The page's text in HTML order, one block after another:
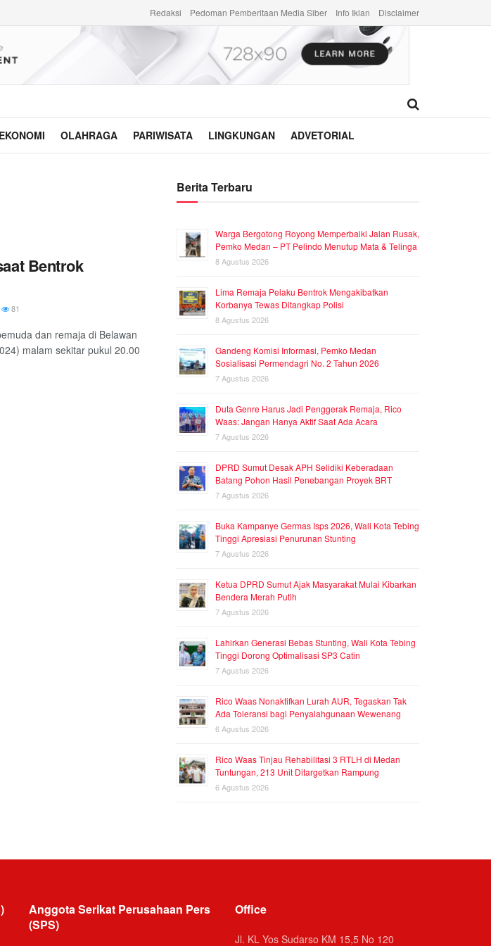
Redaksi Pedoman Pemberitaan Media Siber Info Iklan Disclaimer
EKONOMI OLAHRAGA PARIWISATA LINGKUNGAN ADVETORIAL
Bentrok
81
dan remaja di Belawan
malam sekitar pukul 20.00
Berita Terbaru
Warga Bergotong Royong Memperbaiki Jalan Rusak,
Pemko Medan – PT Pelindo Menutup Mata & Telinga
8 Agustus 2026
Lima Remaja Pelaku Bentrok Mengakibatkan
Korbanya Tewas Ditangkap Polisi
8 Agustus 2026
Gandeng Komisi Informasi, Pemko Medan
Sosialisasi Permendagri No. 2 Tahun 2026
7 Agustus 2026
Duta Genre Harus Jadi Penggerak Remaja, Rico
Waas: Jangan Hanya Aktif Saat Ada Acara
7 Agustus 2026
DPRD Sumut Desak APH Selidiki Keberadaan
Batang Pohon Hasil Penebangan Proyek BRT
7 Agustus 2026
Buka Kampanye Germas Isps 2026, Wali Kota Tebing
Tinggi Apresiasi Penurunan Stunting
7 Agustus 2026
Ketua DPRD Sumut Ajak Masyarakat Mulai Kibarkan
Bendera Merah Putih
7 Agustus 2026
Lahirkan Generasi Bebas Stunting, Wali Kota Tebing
Tinggi Dorong Optimalisasi SP3 Catin
7 Agustus 2026
Rico Waas Nonaktifkan Lurah AUR, Tegaskan Tak
Ada Toleransi bagi Penyalahgunaan Wewenang
6 Agustus 2026
Rico Waas Tinjau Rehabilitasi 3 RTLH di Medan
Tuntungan, 213 Unit Ditargetkan Rampung
6 Agustus 2026
Anggota Serikat Perusahaan Pers
(SPS)
Office
Jl. KL Yos Sudarso KM 15,5 No 120